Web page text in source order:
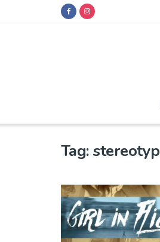
Tag:stereotyp